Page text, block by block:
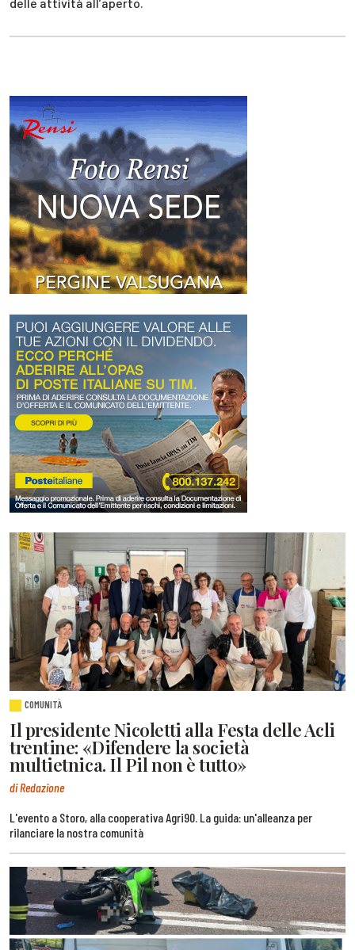
COMUNITÀ
Il presidente Nicoletti alla Festa delle Acli
trentine: «Difendere la società
multietnica. Il Pil non è tutto»
di Redazione
L'evento a Storo, alla cooperativa Agri90. La guida: un'alleanza per
rilanciare la nostra comunità